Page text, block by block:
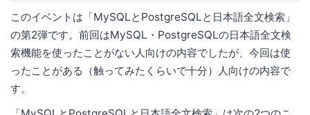
このイベントは「MySQLとPostgreSQLと日本語全文検索」
の第2弾です。前回はMySQL・PostgreSQLの日本語全文検
索機能を使ったことがない人向けの内容でしたが、今回は使
ったことがある（触ってみたくらいで十分）人向けの内容で
す。